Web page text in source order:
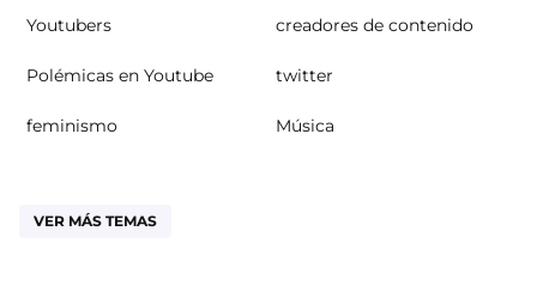
Youtubers creadores de contenido
Polémicas en Youtube twitter
feminismo Música
VER MÁS TEMAS